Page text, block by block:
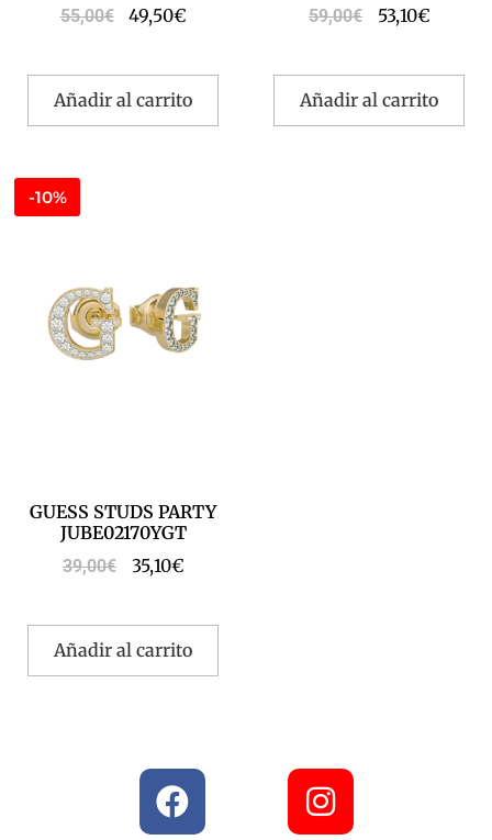
55,00€ 49,50€
Añadir al carrito
59,00€ 53,10€
Añadir al carrito
-10%
GUESS STUDS PARTY
JUBE02170YGT
39,00€ 35,10€
Añadir al carrito